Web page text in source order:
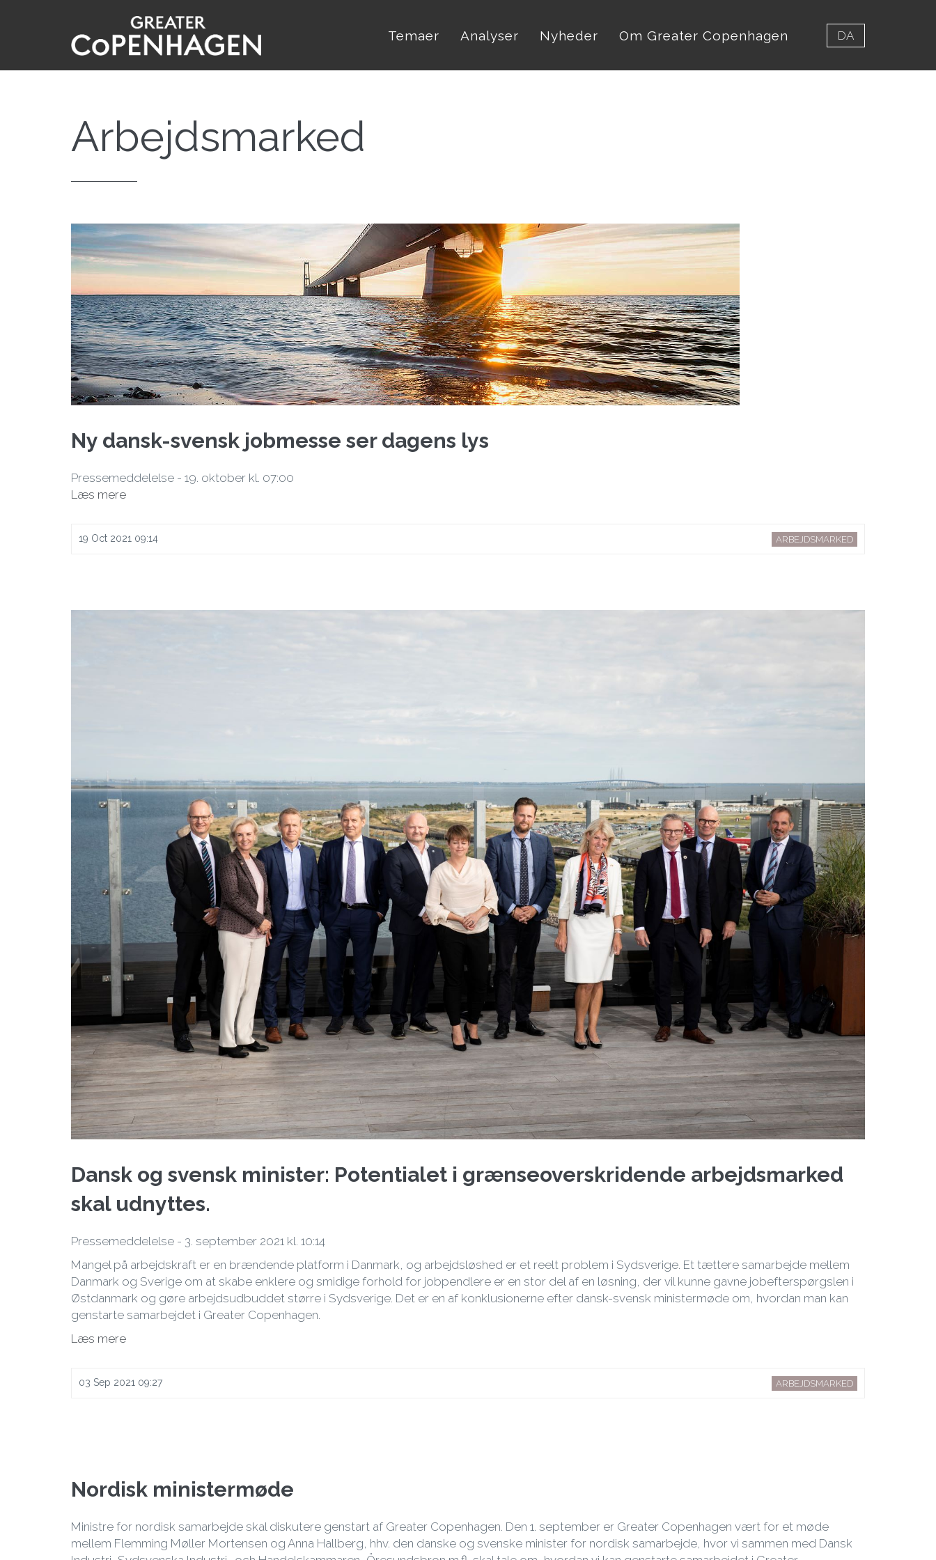
hovedindhold
Temaer Analyser Nyheder Om Greater Copenhagen DA
Arbejdsmarked
Ny dansk-svensk jobmesse ser dagens lys
Pressemeddelelse - 19. oktober kl. 07:00
Læs mere
19 Oct 2021 09:14 ARBEJDSMARKED
Dansk og svensk minister: Potentialet i grænseoverskridende arbejdsmarked
skal udnyttes.
Pressemeddelelse - 3. september 2021 kl. 10:14
Mangel på arbejdskraft er en brændende platform i Danmark, og arbejdsløshed er et reelt problem i Sydsverige. Et tættere samarbejde mellem
Danmark og Sverige om at skabe enklere og smidige forhold for jobpendlere er en stor del af en løsning, der vil kunne gavne jobefterspørgslen i
Østdanmark og gøre arbejdsudbuddet større i Sydsverige. Det er en af konklusionerne efter dansk-svensk ministermøde om, hvordan man kan
genstarte samarbejdet i Greater Copenhagen.
Læs mere
03 Sep 2021 09:27 ARBEJDSMARKED
Nordisk ministermøde
Ministre for nordisk samarbejde skal diskutere genstart af Greater Copenhagen. Den 1. september er Greater Copenhagen vært for et møde
mellem Flemming Møller Mortensen og Anna Hallberg, hhv. den danske og svenske minister for nordisk samarbejde, hvor vi sammen med Dansk